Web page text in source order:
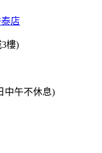
店
樓)
中午不休息)